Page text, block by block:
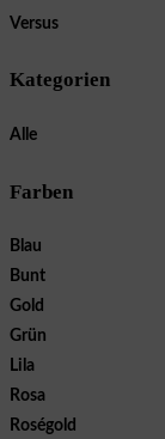
Versus
Kategorien
Alle
Farben
Blau
Bunt
Gold
Grün
Lila
Rosa
Roségold